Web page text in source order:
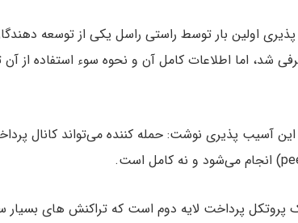
شد، اما اطلاعات کامل آن و نحوه سوء استفاده از آن
آسیب پذیری نوشت: حمله کننده می‌تواند کانال
پروتکل پرداخت لایه دوم است که تراکنش های بسیار